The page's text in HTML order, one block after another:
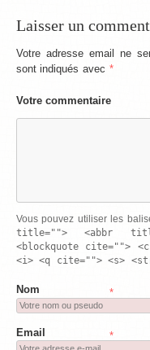
Laisser un
Votre adresse email ne
sont indiqués avec *
Votre commentaire
Vous pouvez utiliser les
title=""> <abbr
<blockquote cite="">
<i> <q cite=""> <s>
Nom *
Email *